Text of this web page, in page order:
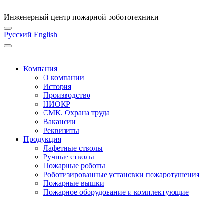
Инженерный центр пожарной робототехники
Русский English
Компания
О компании
История
Производство
НИОКР
СМК. Охрана труда
Вакансии
Реквизиты
Продукция
Лафетные стволы
Ручные стволы
Пожарные роботы
Роботизированные установки пожаротушения
Пожарные вышки
Пожарное оборудование и комплектующие